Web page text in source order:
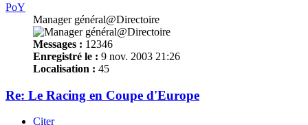
PoY
Manager général@Directoire
Messages : 12346
Enregistré le : 9 nov. 2003 21:26
Localisation : 45
Re: Le Racing en Coupe d'Europe
Citer